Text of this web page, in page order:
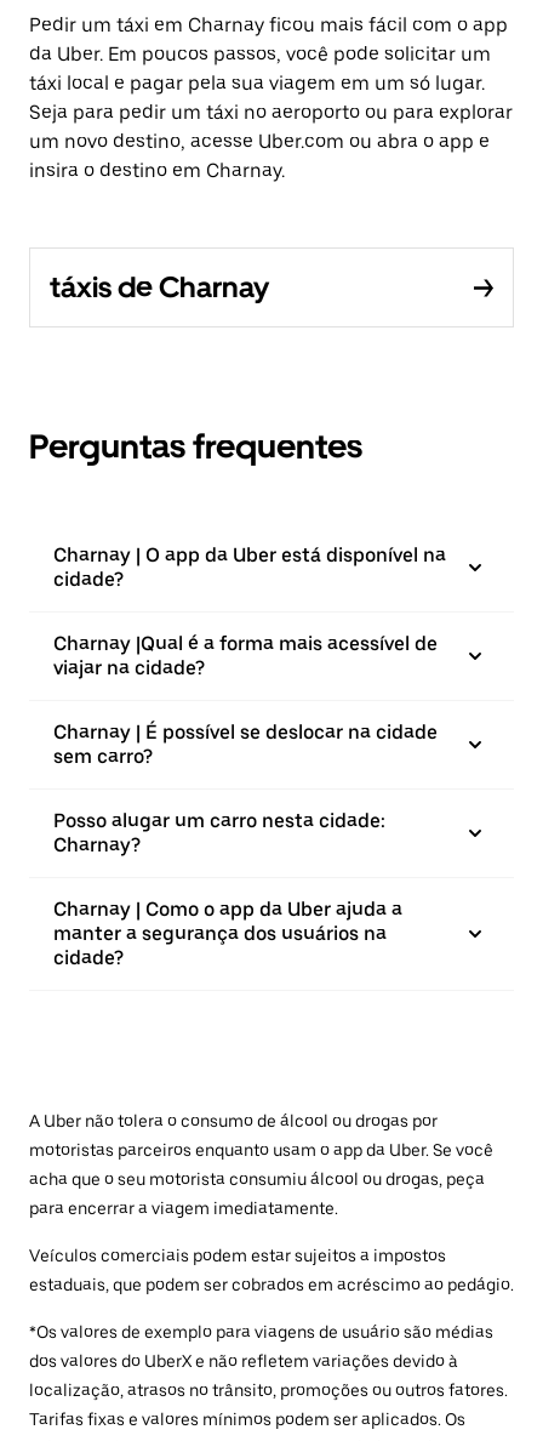
Pedir um táxi em Charnay ficou mais fácil com o app
da Uber. Em poucos passos, você pode solicitar um
táxi local e pagar pela sua viagem em um só lugar.
Seja para pedir um táxi no aeroporto ou para explorar
um novo destino, acesse Uber.com ou abra o app e
insira o destino em Charnay.
táxis de Charnay
Perguntas frequentes
Charnay | O app da Uber está disponível na
cidade?
Charnay |⁠Qual é a forma mais acessível de
viajar na cidade?
Charnay | É possível se deslocar na cidade
sem carro?
Posso alugar um carro nesta cidade:
Charnay?
Charnay | Como o app da Uber ajuda a
manter a segurança dos usuários na
cidade?
A Uber não tolera o consumo de álcool ou drogas por
motoristas parceiros enquanto usam o app da Uber. Se você
acha que o seu motorista consumiu álcool ou drogas, peça
para encerrar a viagem imediatamente.
Veículos comerciais podem estar sujeitos a impostos
estaduais, que podem ser cobrados em acréscimo ao pedágio.
*Os valores de exemplo para viagens de usuário são médias
dos valores do UberX e não refletem variações devido à
localização, atrasos no trânsito, promoções ou outros fatores.
Tarifas fixas e valores mínimos podem ser aplicados. Os